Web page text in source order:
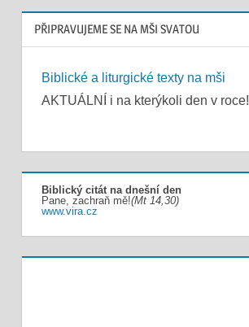
PŘIPRAVUJEME SE NA MŠI SVATOU
Biblické a liturgické texty na mši
AKTUÁLNÍ i na kterýkoli den v roce!
Biblický citát na dnešní den
Pane, zachraň mě!(Mt 14,30)
www.vira.cz